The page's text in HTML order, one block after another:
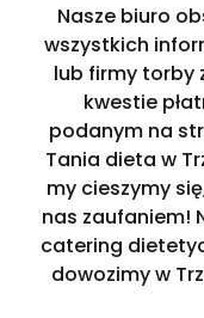
Nasze biuro
wszystkich
lub firmy torby
kwestie
podanym na
Tania dieta w
my cieszymy
nas zaufaniem!
catering
dowozimy w